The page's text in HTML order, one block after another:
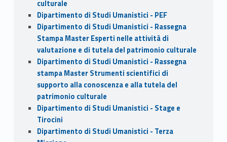
culturale
Dipartimento di Studi Umanistici - PEF
Dipartimento di Studi Umanistici - Rassegna
Stampa Master Esperti nelle attività di
valutazione e di tutela del patrimonio culturale
Dipartimento di Studi Umanistici - Rassegna
stampa Master Strumenti scientifici di
supporto alla conoscenza e alla tutela del
patrimonio culturale
Dipartimento di Studi Umanistici - Stage e
Tirocini
Dipartimento di Studi Umanistici - Terza